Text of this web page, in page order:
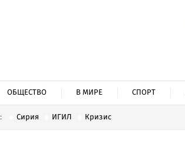
ОБЩЕСТВО В МИРЕ СПОРТ
Сирия ИГИЛ Кризис